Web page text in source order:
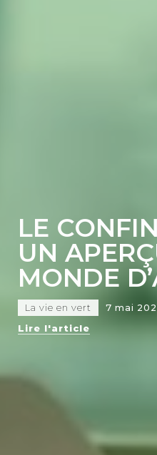
LE
UN
MONDE
La vie en vert
7 mai
Lire l'article